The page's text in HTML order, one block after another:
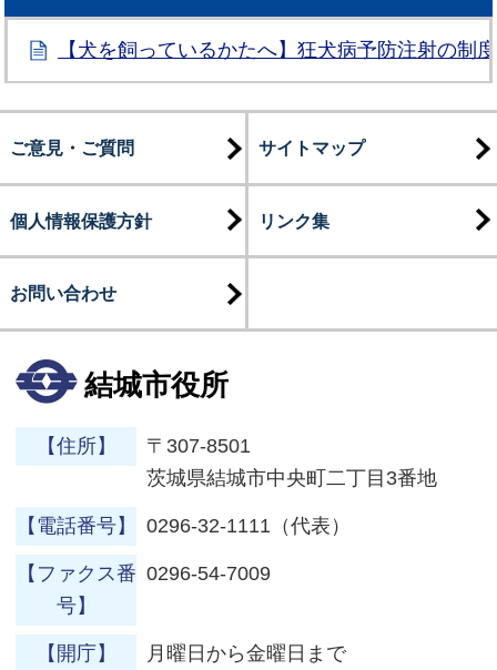
【犬を飼っているかたへ】狂犬病予防注射の制
ご意見・ご質問 サイトマップ
個人情報保護方針 リンク集
お問い合わせ
結城市役所
【住所】
〒307-8501
茨城県結城市中央町二丁目3番地
【電話番号】 0296-32-1111（代表）
【ファクス番
号】
0296-54-7009
【開庁】 月曜日から金曜日まで